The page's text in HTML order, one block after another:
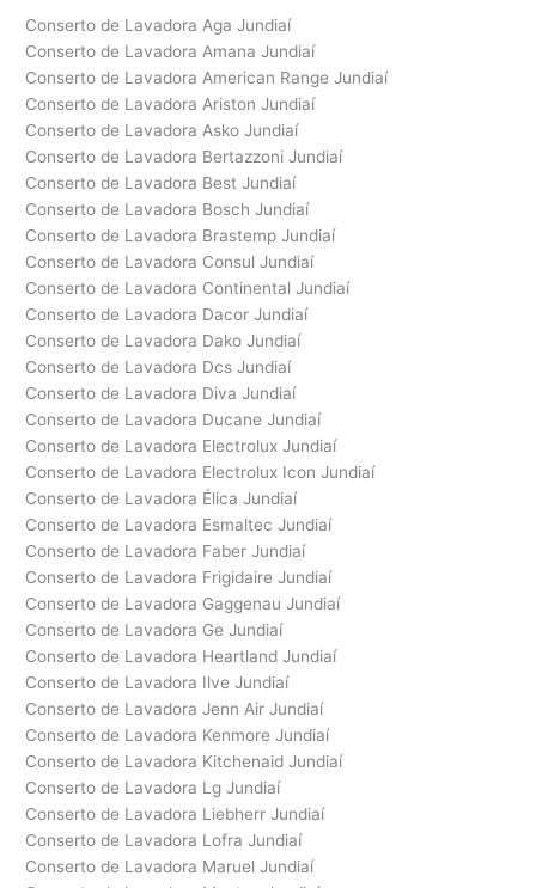
Conserto de Lavadora Aga Jundiaí
Conserto de Lavadora Amana Jundiaí
Conserto de Lavadora American Range Jundiaí
Conserto de Lavadora Ariston Jundiaí
Conserto de Lavadora Asko Jundiaí
Conserto de Lavadora Bertazzoni Jundiaí
Conserto de Lavadora Best Jundiaí
Conserto de Lavadora Bosch Jundiaí
Conserto de Lavadora Brastemp Jundiaí
Conserto de Lavadora Consul Jundiaí
Conserto de Lavadora Continental Jundiaí
Conserto de Lavadora Dacor Jundiaí
Conserto de Lavadora Dako Jundiaí
Conserto de Lavadora Dcs Jundiaí
Conserto de Lavadora Diva Jundiaí
Conserto de Lavadora Ducane Jundiaí
Conserto de Lavadora Electrolux Jundiaí
Conserto de Lavadora Electrolux Icon Jundiaí
Conserto de Lavadora Élica Jundiaí
Conserto de Lavadora Esmaltec Jundiaí
Conserto de Lavadora Faber Jundiaí
Conserto de Lavadora Frigidaire Jundiaí
Conserto de Lavadora Gaggenau Jundiaí
Conserto de Lavadora Ge Jundiaí
Conserto de Lavadora Heartland Jundiaí
Conserto de Lavadora Ilve Jundiaí
Conserto de Lavadora Jenn Air Jundiaí
Conserto de Lavadora Kenmore Jundiaí
Conserto de Lavadora Kitchenaid Jundiaí
Conserto de Lavadora Lg Jundiaí
Conserto de Lavadora Liebherr Jundiaí
Conserto de Lavadora Lofra Jundiaí
Conserto de Lavadora Maruel Jundiaí